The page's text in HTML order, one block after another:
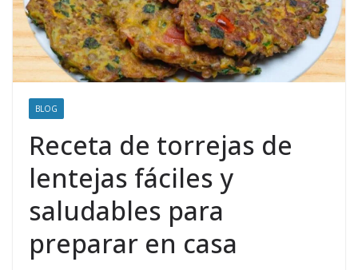
BLOG
Receta de torrejas de
lentejas fáciles y
saludables para
preparar en casa